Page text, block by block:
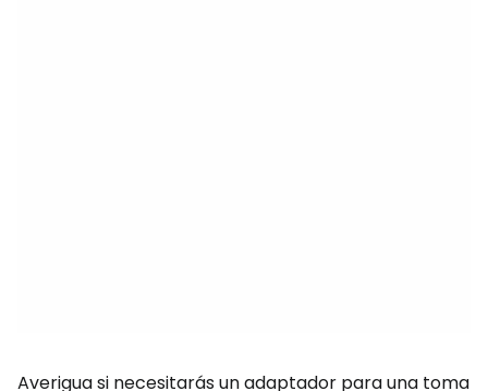
Averigua si necesitarás un adaptador para una toma